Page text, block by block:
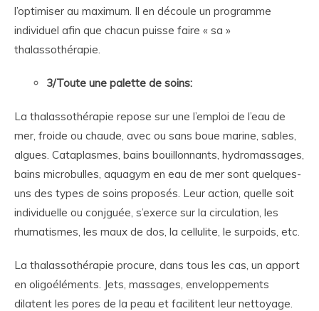
l’optimiser au maximum. Il en découle un programme
individuel afin que chacun puisse faire « sa »
thalassothérapie.
3/Toute une palette de soins:
La thalassothérapie repose sur une l’emploi de l’eau de
mer, froide ou chaude, avec ou sans boue marine, sables,
algues. Cataplasmes, bains bouillonnants, hydromassages,
bains microbulles, aquagym en eau de mer sont quelques-
uns des types de soins proposés. Leur action, quelle soit
individuelle ou conjguée, s’exerce sur la circulation, les
rhumatismes, les maux de dos, la cellulite, le surpoids, etc.
La thalassothérapie procure, dans tous les cas, un apport
en oligoéléments. Jets, massages, enveloppements
dilatent les pores de la peau et facilitent leur nettoyage.